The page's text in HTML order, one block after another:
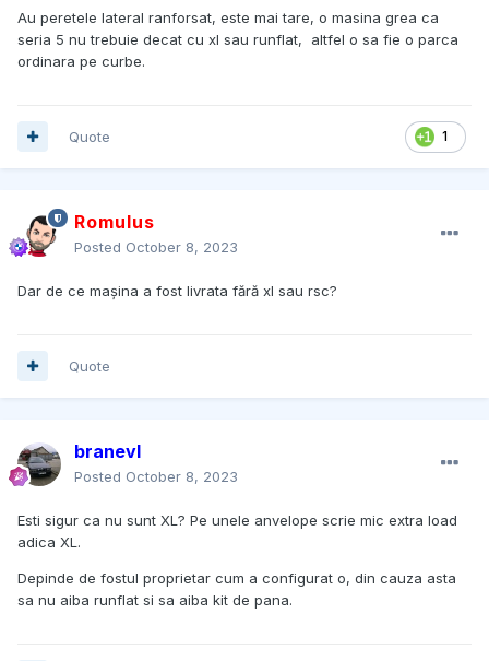
Au peretele lateral ranforsat, este mai tare, o masina grea ca
seria 5 nu trebuie decat cu xl sau runflat, altfel o sa fie o parca
ordinara pe curbe.
1
Quote
Romulus
Posted October 8, 2023
Dar de ce mașina a fost livrata fără xl sau rsc?
Quote
branevl
Posted October 8, 2023
Esti sigur ca nu sunt XL? Pe unele anvelope scrie mic extra load
adica XL.
Depinde de fostul proprietar cum a configurat o, din cauza asta
sa nu aiba runflat si sa aiba kit de pana.